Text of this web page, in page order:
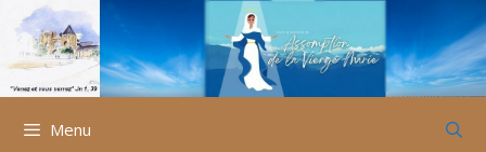
Aller
contenu
Menu